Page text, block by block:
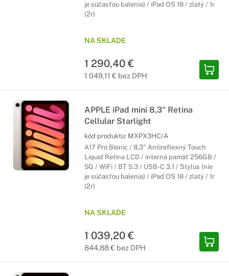
je súčasťou balenia) / iPad OS 18 / zlatý / 1r
(2r)
NA SKLADE
1 290,40 €
1 049,11 € bez DPH
APPLE iPad mini 8,3" Retina
Cellular Starlight
kód produktu: MXPX3HC/A
A17 Pro Bionic / 8,3" Antireflexný Touch
Liquid Retina LCD / interná pamäť 256GB /
5G / WiFi / BT 5.3 / USB-C 3.1 / Stylus (nie
je súčasťou balenia) / iPad OS 18 / zlatý / 1r
(2r)
NA SKLADE
1 039,20 €
844,88 € bez DPH